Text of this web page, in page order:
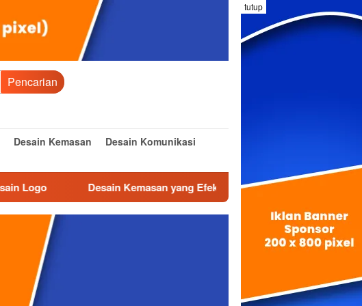
tutup
Pencarian
Desain Kemasan
Desain Komunikasi
Desain Kemasan yang Efektif dan Inovatif Desain Interior: